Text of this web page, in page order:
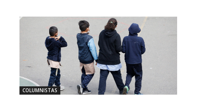
COLUMNISTAS